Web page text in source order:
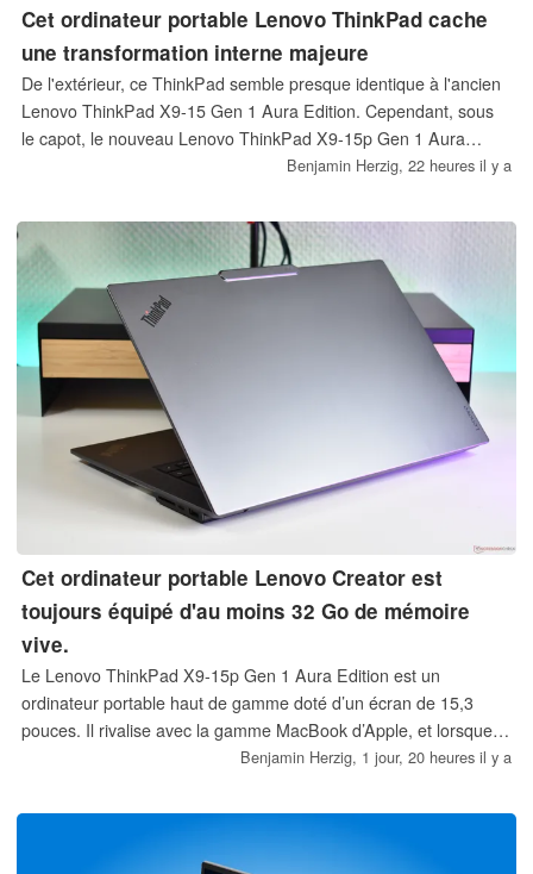
Cet ordinateur portable Lenovo ThinkPad cache
une transformation interne majeure
De l'extérieur, ce ThinkPad semble presque identique à l'ancien
Lenovo ThinkPad X9-15 Gen 1 Aura Edition. Cependant, sous
le capot, le nouveau Lenovo ThinkPad X9-15p Gen 1 Aura
Benjamin Herzig, 22 heures il y a
Cet ordinateur portable Lenovo Creator est
toujours équipé d'au moins 32 Go de mémoire
vive.
Le Lenovo ThinkPad X9-15p Gen 1 Aura Edition est un
ordinateur portable haut de gamme doté d’un écran de 15,3
pouces. Il rivalise avec la gamme MacBook d’Apple, et lorsque
vous l’achetez, vous bénéficiez toujours d’au moins 32 Go de
Benjamin Herzig, 1 jour, 20 heures il y a